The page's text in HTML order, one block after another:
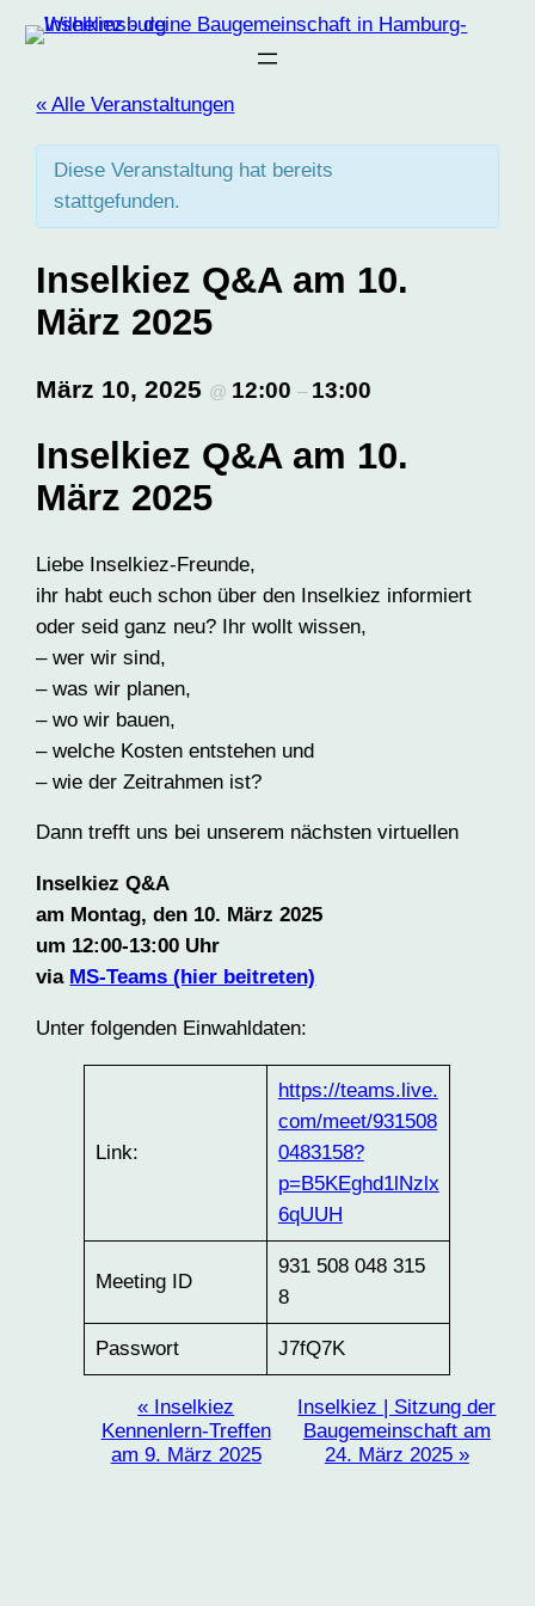
« Alle Veranstaltungen
Diese Veranstaltung hat bereits
stattgefunden.
Inselkiez Q&A am 10.
März 2025
März 10, 2025 @ 12:00– 13:00
Inselkiez Q&A am 10.
März 2025
Liebe Inselkiez-Freunde,
ihr habt euch schon über den Inselkiez informiert
oder seid ganz neu? Ihr wollt wissen,
– wer wir sind,
– was wir planen,
– wo wir bauen,
– welche Kosten entstehen und
– wie der Zeitrahmen ist?
Dann trefft uns bei unserem nächsten virtuellen
Inselkiez Q&A
am Montag, den 10. März 2025
um 12:00-13:00 Uhr
via MS-Teams (hier beitreten)
Unter folgenden Einwahldaten:
Link:
https://teams.live.
com/meet/931508
0483158?
p=B5KEghd1lNzlx
6qUUH
Meeting ID
931 508 048 315
8
Passwort J7fQ7K
Veranstaltung-
Navigation
« Inselkiez
Kennenlern-Treffen
am 9. März 2025
Inselkiez | Sitzung der
Baugemeinschaft am
24. März 2025 »